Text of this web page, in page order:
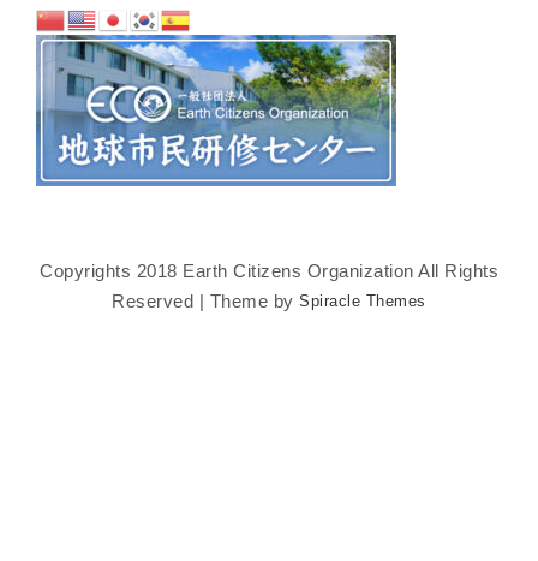
Copyrights 2018 Earth Citizens Organization All Rights
Reserved | Theme bySpiracle Themes